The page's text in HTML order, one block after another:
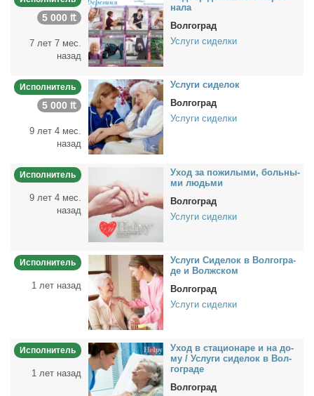
5 000 ₶
7 лет 7 мес.
назад
на­ла
Волгоград
Услуги сиделки
Исполнитель
5 000 ₶
9 лет 4 мес.
назад
Услу­ги си­де­лок
Волгоград
Услуги сиделки
Исполнитель
9 лет 4 мес.
назад
Уход за по­жи­лы­ми, боль­ны­
ми людь­ми
Волгоград
Услуги сиделки
Исполнитель
1 лет назад
Услу­ги Си­де­лок в Вол­го­гра­
де и Волж­ском
Волгоград
Услуги сиделки
Исполнитель
1 лет назад
Уход в ста­ци­о­на­ре и на до­
му / Услу­ги си­де­лок в Вол­
го­гра­де
Волгоград